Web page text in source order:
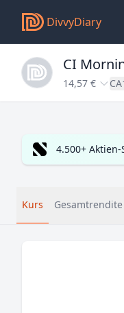
DivvyDiary
CI
14,57 €
4.500+
Kurs Gesamtrendite